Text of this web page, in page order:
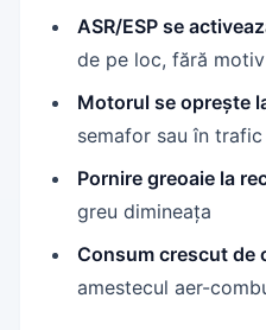
ASR/ESP se
de pe loc, fără
Motorul se oprește
semafor sau în trafic
Pornire greoaie la
greu dimineața
Consum crescut de
amestecul aer-